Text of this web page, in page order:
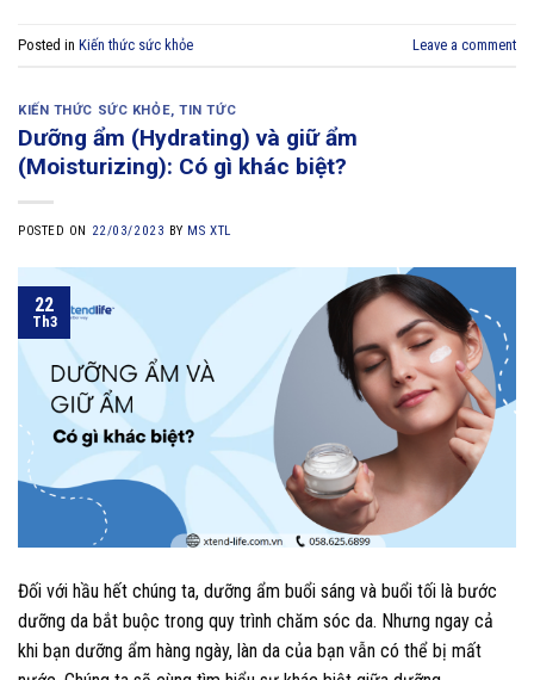
Posted in Kiến thức sức khỏe Leave a comment
KIẾN THỨC SỨC KHỎE,TIN TỨC
Dưỡng ẩm (Hydrating) và giữ ẩm
(Moisturizing): Có gì khác biệt?
POSTED ON 22/03/2023 BY MS XTL
22
Th3
Đối với hầu hết chúng ta, dưỡng ẩm buổi sáng và buổi tối là bước
dưỡng da bắt buộc trong quy trình chăm sóc da. Nhưng ngay cả
khi bạn dưỡng ẩm hàng ngày, làn da của bạn vẫn có thể bị mất